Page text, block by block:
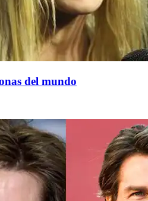
del mundo